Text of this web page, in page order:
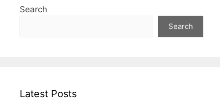
Search
Search
Latest Posts